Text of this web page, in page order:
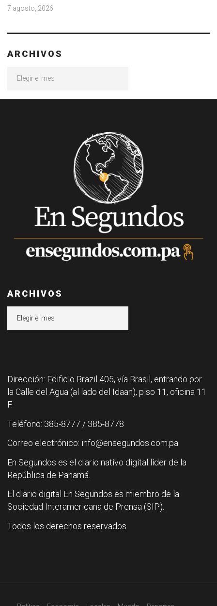
7 agosto, 2026
ARCHIVOS
ARCHIVOS
Dirección: Edificio Brazil 405, vía Brasil, entrando por
la Calle del Agua (al lado del Idaan), piso 11, oficina 11
F.
Teléfono: 385-8777 / 385-8778
Correo electrónico: info@ensegundos.com.pa
En Segundos es el diario nativo digital líder de la
República de Panamá.
El diario digital En Segundos es miembro de la
Sociedad Interamericana de Prensa (SIP).
Todos los derechos reservados.